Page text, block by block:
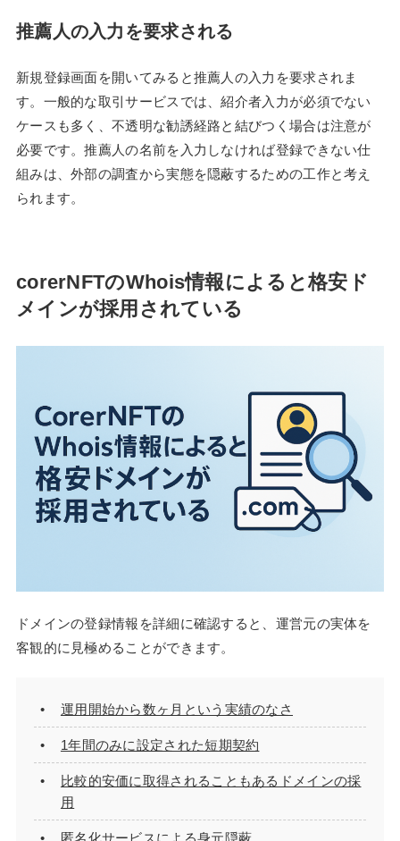
推薦人の入力を要求される
新規登録画面を開いてみると推薦人の入力を要求されま
す。一般的な取引サービスでは、紹介者入力が必須でない
ケースも多く、不透明な勧誘経路と結びつく場合は注意が
必要です。推薦人の名前を入力しなければ登録できない仕
組みは、外部の調査から実態を隠蔽するための工作と考え
られます。
corerNFTのWhois情報によると格安ド
メインが採用されている
ドメインの登録情報を詳細に確認すると、運営元の実体を
客観的に見極めることができます。
運用開始から数ヶ月という実績のなさ
1年間のみに設定された短期契約
比較的安価に取得されることもあるドメインの採
用
匿名化サービスによる身元隠蔽